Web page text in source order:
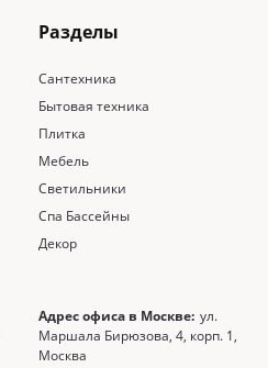
Разделы
Сантехника
Бытовая техника
Плитка
Мебель
Светильники
Спа Бассейны
Декор
Адрес офиса в Москве: ул.
Маршала Бирюзова, 4, корп. 1,
Москва